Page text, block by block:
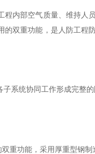
内部空气质量、维持人
双重功能，是人防工程
系统协同工作形成完整的
重功能，采用厚重型钢